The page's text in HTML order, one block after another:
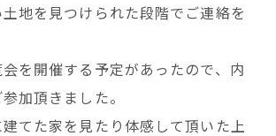
地を見つけられた段階でご連絡を
を開催する予定があったので、内
加頂きました。
てた家を見たり体感して頂いた上